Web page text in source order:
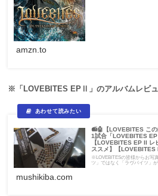
amzn.to
※「LOVEBITES EPⅡ」のアルバムレビ
📻🤖【LOVEBITES こ
1試合「LOVEBITES
【LOVEBITES EP II
ススメ】【LOVEBITES
※LOVEBITESの皆様からお写
ツ」ではなく「ラヴバイツ」が
mushikiba.com